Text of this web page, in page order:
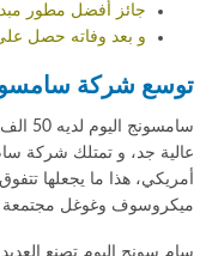
جائز أفضل مطور مبدع
و بعد وفاته حصل
توسع شركة
أمريكي، هذا ما يجعلها
ميكروسوف وغوغل مجتمعة
سام سونج اليوم تصنع